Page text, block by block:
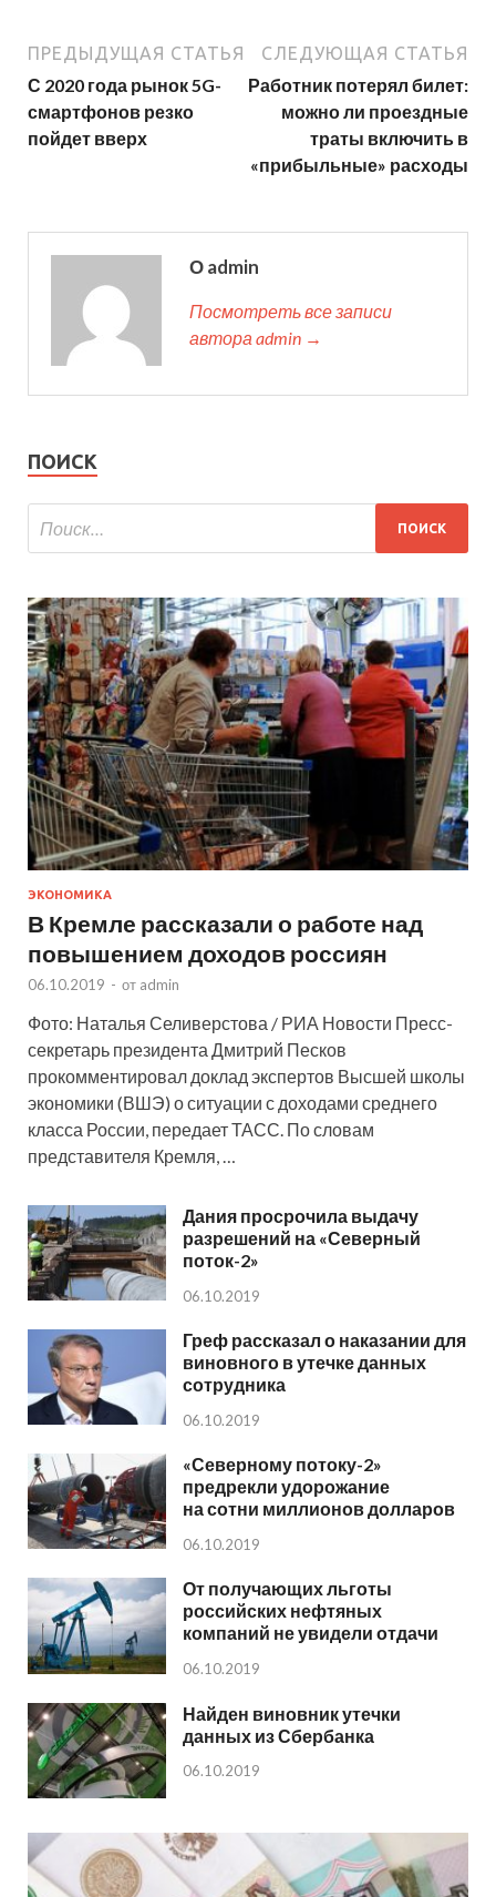
ПРЕДЫДУЩАЯ СТАТЬЯ
С 2020 года рынок 5G-
смартфонов резко
пойдет вверх
СЛЕДУЮЩАЯ СТАТЬЯ
Работник потерял билет:
можно ли проездные
траты включить в
«прибыльные» расходы
О admin
Посмотреть все записи
автора admin →
ПОИСК
ЭКОНОМИКА
В Кремле рассказали о работе над
повышением доходов россиян
06.10.2019 - от admin
Фото: Наталья Селиверстова / РИА Новости Пресс-
секретарь президента Дмитрий Песков
прокомментировал доклад экспертов Высшей школы
экономики (ВШЭ) о ситуации с доходами среднего
класса России, передает ТАСС. По словам
представителя Кремля, …
Дания просрочила выдачу
разрешений на «Северный
поток-2»
06.10.2019
Греф рассказал о наказании для
виновного в утечке данных
сотрудника
06.10.2019
«Северному потоку-2»
предрекли удорожание
на сотни миллионов долларов
06.10.2019
От получающих льготы
российских нефтяных
компаний не увидели отдачи
06.10.2019
Найден виновник утечки
данных из Сбербанка
06.10.2019